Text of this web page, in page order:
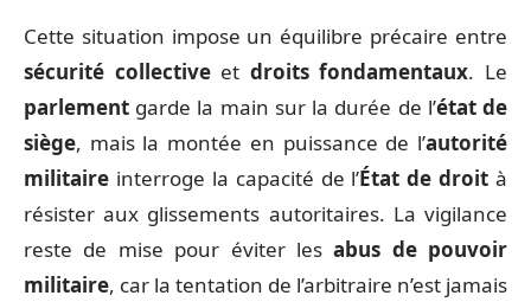
Cette situation impose un équilibre précaire entre
sécurité collectiveet droits fondamentaux. Le
parlement garde la main sur la durée de l’état de
siège, mais la montée en puissance de l’autorité
militaire interroge la capacité de l’État de droit à
résister aux glissements autoritaires. La vigilance
reste de mise pour éviter lesabus de pouvoir
militaire, car la tentation de l’arbitraire n’est jamais